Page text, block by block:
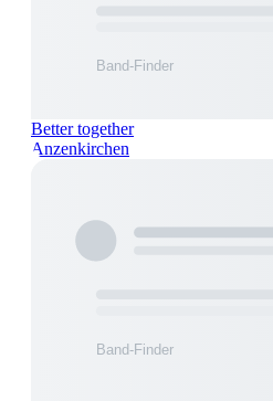
Better together
Anzenkirchen